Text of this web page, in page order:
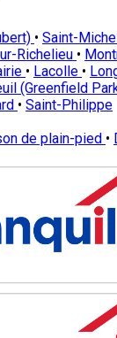
• Saint-
Richelieu •
• Lacolle •
(Greenfield
• Saint-Philippe
de plain-pied •